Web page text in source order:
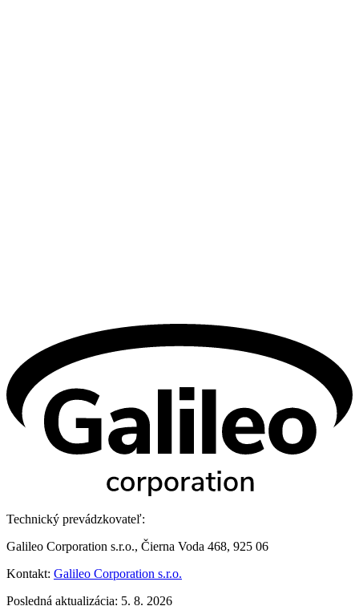
Technický prevádzkovateľ:
Galileo Corporation s.r.o., Čierna Voda 468, 925 06
Kontakt: Galileo Corporation s.r.o.
Posledná aktualizácia: 5. 8. 2026